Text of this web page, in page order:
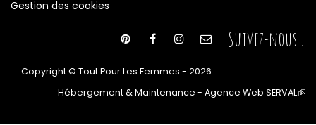
Gestion des cookies
Suivez-nous !
Copyright © Tout Pour Les Femmes - 2026
Hébergement & Maintenance - Agence Web SERVAL(le